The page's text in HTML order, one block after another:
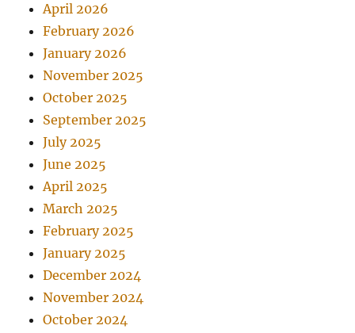
April 2026
February 2026
January 2026
November 2025
October 2025
September 2025
July 2025
June 2025
April 2025
March 2025
February 2025
January 2025
December 2024
November 2024
October 2024